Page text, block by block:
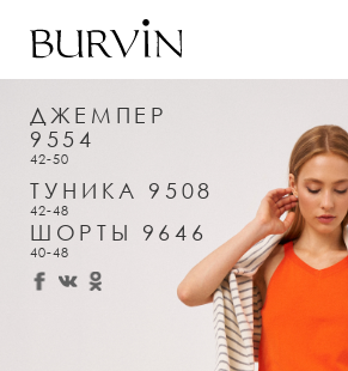
ДЖЕМПЕР
9554
42-50
ТУНИКА 9508
42-48
ШОРТЫ 9646
40-48